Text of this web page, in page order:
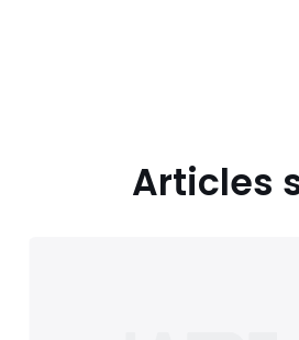
Articles